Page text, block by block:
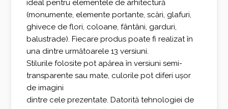
ideal pentru elementele de arhitectură
(monumente, elemente portante, scări, glafuri,
ghivece de flori, coloane, fântâni, garduri,
balustrade). Fiecare produs poate fi realizat în
una dintre următoarele 13 versiuni.
Stilurile folosite pot apărea în versiuni semi-
transparente sau mate, culorile pot diferi ușor
de imagini
dintre cele prezentate. Datorită tehnologiei de